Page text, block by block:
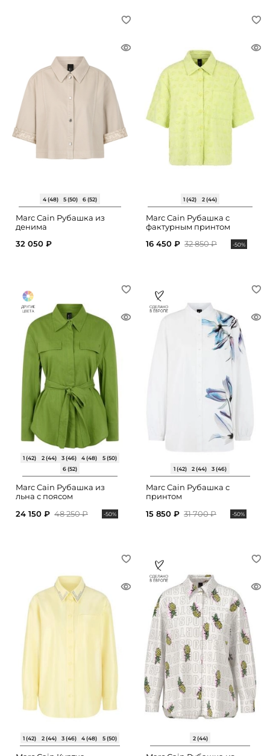
4 (48) 5 (50) 6 (52)
Marc Cain Рубашка из
денима
32 050 ₽
1 (42) 2 (44)
Marc Cain Рубашка с
фактурным принтом
16 450 ₽ 32 850 ₽ -50%
1 (42) 2 (44) 3 (46) 4 (48)
5 (50)
6 (52)
Marc Cain Рубашка из
льна с поясом
24 150 ₽ 48 250 ₽ -50%
1 (42) 2 (44) 3 (46)
Marc Cain Рубашка с
принтом
15 850 ₽ 31 700 ₽ -50%
1 (42) 2 (44) 3 (46) 4 (48) 5 (50) 2 (44)